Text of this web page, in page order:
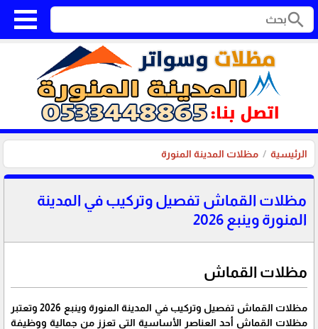
search
الرئيسية مظلات المدينة المنورة
مظلات القماش تفصيل وتركيب في المدينة
المنورة وينبع 2026
مظلات القماش
مظلات القماش تفصيل وتركيب في المدينة المنورة وينبع 2026 وتعتبر
مظلات القماش أحد العناصر الأساسية التي تعزز من جمالية ووظيفة